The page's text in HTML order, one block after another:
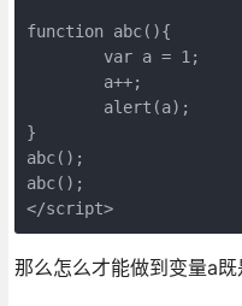
function abc(){
        var a = 1;
        a++;
        alert(a);
}
abc();
abc();
</script>
那么怎么才能做到变量a既